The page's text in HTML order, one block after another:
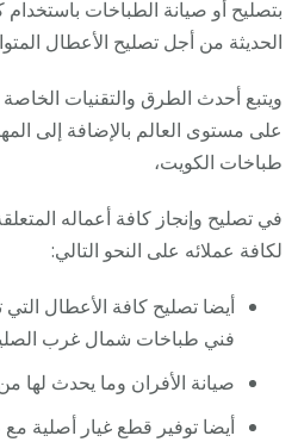
بتصليح أو صيانة الطباخات باستخدام
الحديثة من أجل تصليح الأعطال
ويتبع أحدث الطرق والتقنيات
على مستوى العالم بالإضافة إلى
طباخات الكويت،
في تصليح وإنجاز كافة أعماله
لكافة عملائه على النحو التالي:
أيضا تصليح كافة الأعطال
فني طباخات شمال غرب
صيانة الأفران وما يحدث لها
أيضا توفير قطع غيار أصلية